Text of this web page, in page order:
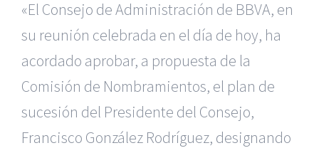
«El Consejo de Administración de BBVA, en
su reunión celebrada en el día de hoy, ha
acordado aprobar, a propuesta de la
Comisión de Nombramientos, el plan de
sucesión del Presidente del Consejo,
Francisco González Rodríguez, designando